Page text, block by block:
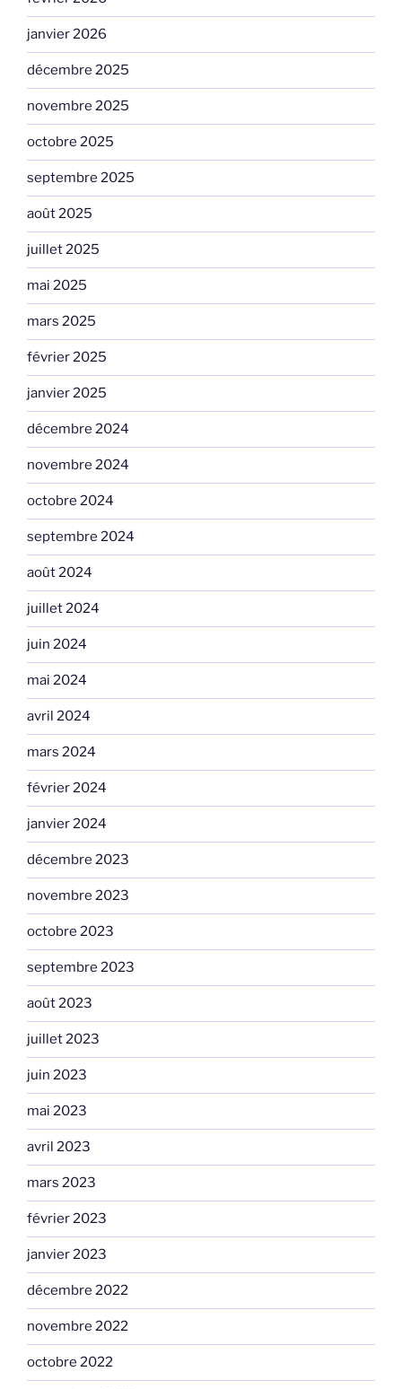
janvier 2026
décembre 2025
novembre 2025
octobre 2025
septembre 2025
août 2025
juillet 2025
mai 2025
mars 2025
février 2025
janvier 2025
décembre 2024
novembre 2024
octobre 2024
septembre 2024
août 2024
juillet 2024
juin 2024
mai 2024
avril 2024
mars 2024
février 2024
janvier 2024
décembre 2023
novembre 2023
octobre 2023
septembre 2023
août 2023
juillet 2023
juin 2023
mai 2023
avril 2023
mars 2023
février 2023
janvier 2023
décembre 2022
novembre 2022
octobre 2022